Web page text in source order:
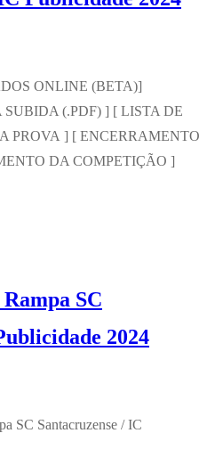
ONLINE (BETA)]
(.PDF) ] [ LISTA DE
PROVA ] [ ENCERRAMENTO
DA COMPETIÇÃO ]
SC
2024
SC Santacruzense / IC